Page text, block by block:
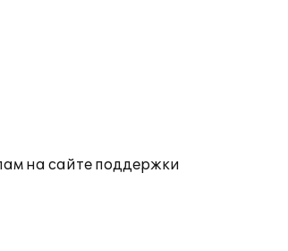
на сайте поддержки